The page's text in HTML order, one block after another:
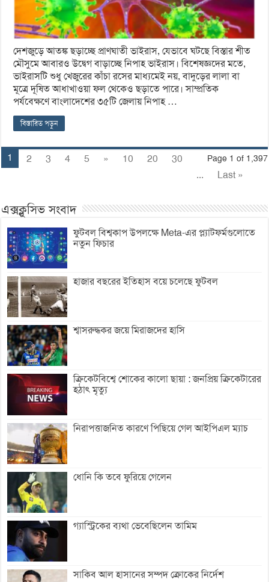
দেশজুড়ে আতঙ্ক ছড়াচ্ছে প্রাণঘাতী ভাইরাস, যেভাবে ঘটছে বিস্তার শীত
মৌসুমে আবারও উদ্বেগ বাড়াচ্ছে নিপাহ ভাইরাস। বিশেষজ্ঞদের মতে,
ভাইরাসটি শুধু খেজুরের কাঁচা রসের মাধ্যমেই নয়, বাদুড়ের লালা বা
মূত্রে দূষিত আধাখাওয়া ফল থেকেও ছড়াতে পারে। সাম্প্রতিক
পর্যবেক্ষণে বাংলাদেশের ৩৫টি জেলায় নিপাহ …
বিস্তারিত পড়ুন
Page 1 of 1,397
1 2 3 4 5 » 10 20
30
...
Last »
এক্সক্লুসিভ সংবাদ
ফুটবল বিশ্বকাপ উপলক্ষে Meta-এর প্ল্যাটফর্মগুলোতে
নতুন ফিচার
হাজার বছরের ইতিহাস বয়ে চলেছে ফুটবল
শ্বাসরুদ্ধকর জয়ে মিরাজদের হাসি
ক্রিকেটবিশ্বে শোকের কালো ছায়া : জনপ্রিয় ক্রিকেটারের
হঠাৎ মৃত্যু
নিরাপত্তাজনিত কারণে পিছিয়ে গেল আইপিএল ম্যাচ
ধোনি কি তবে ফুরিয়ে গেলেন
গ্যাস্ট্রিকের ব্যথা ভেবেছিলেন তামিম
সাকিব আল হাসানের সম্পদ ক্রোকের নির্দেশ